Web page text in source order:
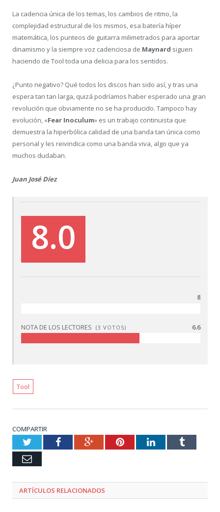
La cadencia única de los temas, los cambios de ritmo, la
complejidad estructural de los mismos, esa batería híper
matemática, los punteos de guitarra milimetrados para aportar
dinamismo y la siempre voz cadenciosa de Maynard siguen
haciendo de Tool toda una delicia para los sentidos.
¿Punto negativo? Qué todos los discos han sido así, y tras una
espera tan tan larga, quizá podríamos haber esperado una gran
revolución que obviamente no se ha producido. Tampoco hay
evolución, «Fear Inoculum» es un trabajo continuista que
demuestra la hiperbólica calidad de una banda tan única como
personal y les reivindica como una banda viva, algo que ya
muchos dudaban.
Juan José Díez
8.0
8
NOTA DE LOS LECTORES (3 VOTOS) 6.6
Tool
COMPARTIR
TwitterFacebookGoogle+PinterestLinkedInTumblr
Email
ARTÍCULOS RELACIONADOS